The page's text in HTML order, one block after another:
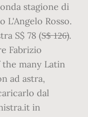
stagione di
L'Angelo Rosso.
S$ 78 (S̶$̶ ̶1̶2̶6̶).
Fabrizio
the many Latin
ad astra,
dal
in